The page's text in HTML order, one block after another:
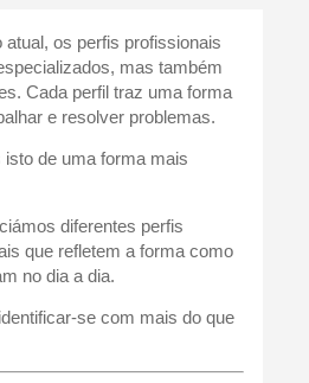
atual, os perfis profissionais
mas também
Cada perfil traz uma forma
e resolver problemas.
de uma forma mais
diferentes perfis
que refletem a forma como
no dia a dia.
se com mais do que